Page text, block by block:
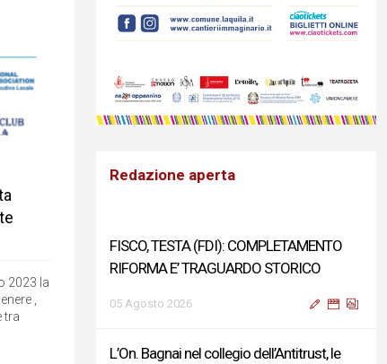
2023 la
,
tra
Redazione aperta
FISCO, TESTA (FDI): COMPLETAMENTO
RIFORMA E’ TRAGUARDO STORICO
05 Agosto 2026
L’On. Bagnai nel collegio dell’Antitrust, le